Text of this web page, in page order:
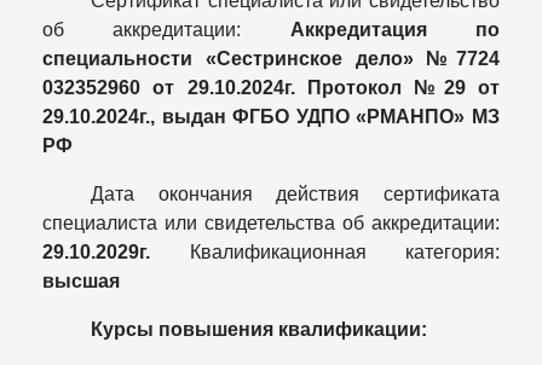
об аккредитации: Аккредитация по
специальности «Сестринское дело» №7724
032352960 от 29.10.2024г. Протокол №29 от
29.10.2024г., выдан ФГБО УДПО «РМАНПО» МЗ
РФ
Дата окончания действия сертификата
специалиста или свидетельства об аккредитации:
29.10.2029г. Квалификационная категория:
высшая
Курсы повышения квалификации: